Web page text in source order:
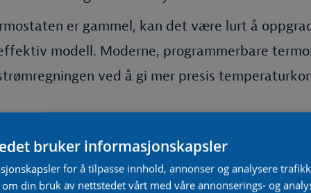
er gammel, kan det være lurt å
modell. Moderne, programmerbare
ved å gi mer presis
er defekt, hva nå?
bruker informasjonskapsler
for å tilpasse innhold, annonser og analysere
din bruk av nettstedet vårt med våre annonserings- og